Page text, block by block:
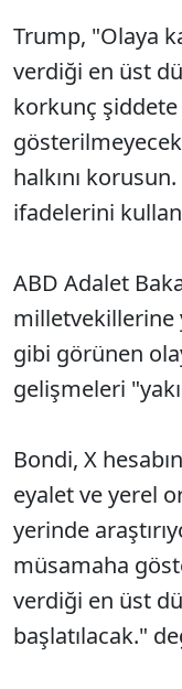
Trump, "Olaya
verdiği en üst
korkunç
halkını
ifadelerini
ABD Adalet
milletvekillerine
gibi görünen
gelişmeleri
Bondi, X
eyalet ve yerel
yerinde
müsamaha
verdiği en üst
başlatılacak."